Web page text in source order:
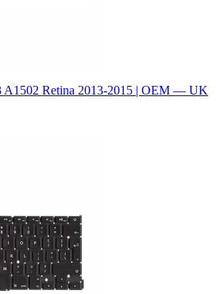
A1502 Retina 2013-2015 | OEM — UK